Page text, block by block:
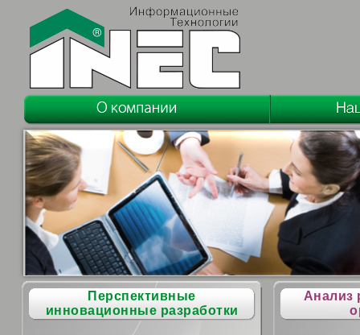
Перспективные
инновационные разработки
Анализ